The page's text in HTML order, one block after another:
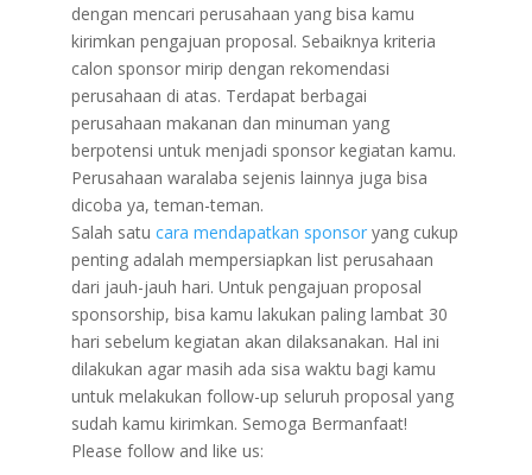
dengan mencari perusahaan yang bisa kamu
kirimkan pengajuan proposal. Sebaiknya kriteria
calon sponsor mirip dengan rekomendasi
perusahaan di atas. Terdapat berbagai
perusahaan makanan dan minuman yang
berpotensi untuk menjadi sponsor kegiatan kamu.
Perusahaan waralaba sejenis lainnya juga bisa
dicoba ya, teman-teman.
​Salah satu cara mendapatkan sponsoryang cukup
penting adalah mempersiapkan list perusahaan
dari jauh-jauh hari. Untuk pengajuan proposal
sponsorship, bisa kamu lakukan paling lambat 30
hari sebelum kegiatan akan dilaksanakan. Hal ini
dilakukan agar masih ada sisa waktu bagi kamu
untuk melakukan follow-up seluruh proposal yang
sudah kamu kirimkan. Semoga Bermanfaat!
Please follow and like us: